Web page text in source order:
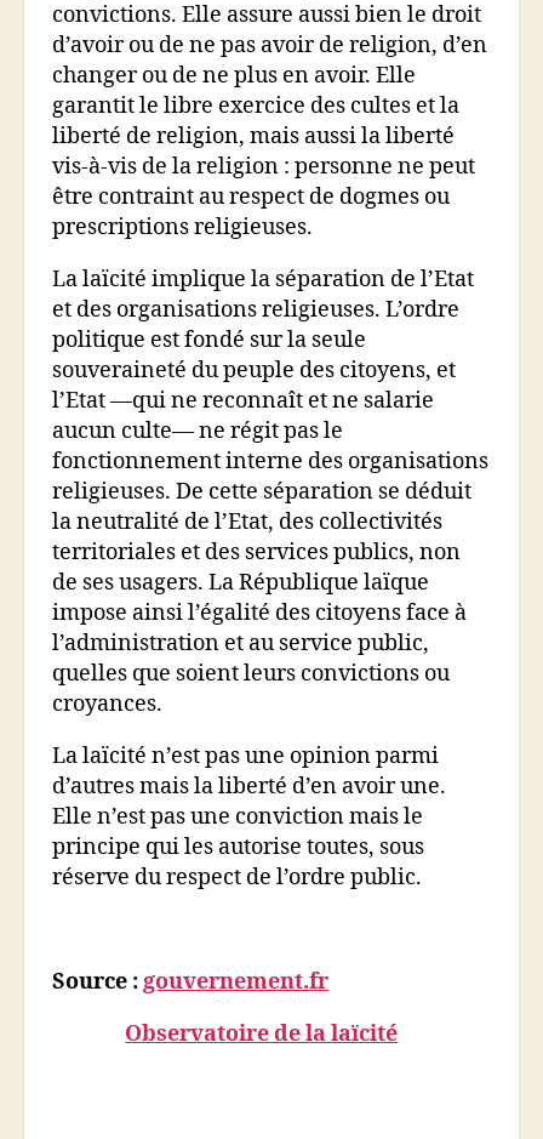
convictions. Elle assure aussi bien le droit
d’avoir ou de ne pas avoir de religion, d’en
changer ou de ne plus en avoir. Elle
garantit le libre exercice des cultes et la
liberté de religion, mais aussi la liberté
vis-à-vis de la religion : personne ne peut
être contraint au respect de dogmes ou
prescriptions religieuses.
La laïcité implique la séparation de l’Etat
et des organisations religieuses. L’ordre
politique est fondé sur la seule
souveraineté du peuple des citoyens, et
l’Etat —qui ne reconnaît et ne salarie
aucun culte— ne régit pas le
fonctionnement interne des organisations
religieuses. De cette séparation se déduit
la neutralité de l’Etat, des collectivités
territoriales et des services publics, non
de ses usagers. La République laïque
impose ainsi l’égalité des citoyens face à
l’administration et au service public,
quelles que soient leurs convictions ou
croyances.
La laïcité n’est pas une opinion parmi
d’autres mais la liberté d’en avoir une.
Elle n’est pas une conviction mais le
principe qui les autorise toutes, sous
réserve du respect de l’ordre public.
Source :gouvernement.fr
Observatoire de la laïcité